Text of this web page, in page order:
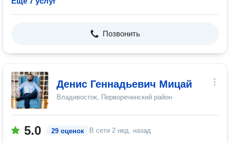
Позвонить
Денис Геннадьевич Мицай
Владивосток, Первореченский район
5.0 29 оценок В сети 2 нед. назад